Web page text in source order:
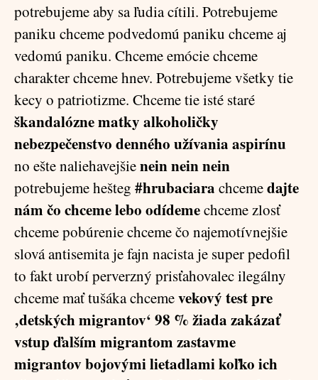
potrebujeme aby sa ľudia cítili. Potrebujeme
paniku chceme podvedomú paniku chceme aj
vedomú paniku. Chceme emócie chceme
charakter chceme hnev. Potrebujeme všetky tie
kecy o patriotizme. Chceme tie isté staré
škandalózne matky alkoholičky
nebezpečenstvo denného užívania aspirínu
no ešte naliehavejšienein nein nein
potrebujeme hešteg #hrubaciara chcemedajte
nám čo chceme lebo odídemechceme zlosť
chceme pobúrenie chceme čo najemotívnejšie
slová antisemita je fajn nacista je super pedofil
to fakt urobí perverzný prisťahovalec ilegálny
chceme mať tušáka chcemevekový test pre
‚detských migrantov‘ 98 % žiada zakázať
vstup ďalším migrantom zastavme
migrantov bojovými lietadlami koľko ich